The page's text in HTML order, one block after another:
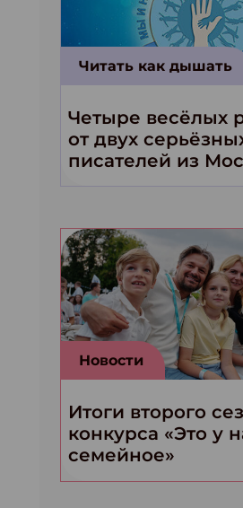
Читать как дышать
Четыре весёлых
от двух
писателей из
Новости
Итоги второго
конкурса «Это у
семейное»